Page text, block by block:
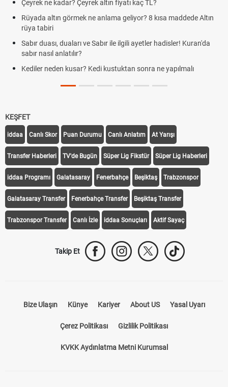
Çeyrek ne kadar? Çeyrek altın fiyatı kaç TL?
Rüyada altın görmek ne anlama geliyor? 8 kısa maddede Altın
rüya tabiri
Sabır duası, duaları ve Sabır ile ilgili ayetler hadisler! Kuran'da
sabır nasıl anlatılır?
Kediler neden kusar? Kedi kustuktan sonra ne yapılmalı
KEŞFET
iddaa Canlı Skor Puan Durumu Canlı Anlatım At Yarışı
Transfer Haberleri TV'de Bugün Süper Lig Fikstür Süper Lig Haberleri
iddaa Programı Galatasaray Fenerbahçe Beşiktaş Trabzonspor
Galatasaray Transfer Fenerbahçe Transfer Beşiktaş Transfer
Trabzonspor Transfer Canlı İzle iddaa Sonuçları Aktif Sayaç
Takip Et
Bize Ulaşın Künye Kariyer About US Yasal Uyarı
Çerez Politikası Gizlilik Politikası
KVKK Aydınlatma Metni Kurumsal